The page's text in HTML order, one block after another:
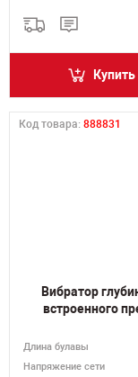
Купить
Код товара: 888831
Вибратор
встроенного
Длина булавы
Напряжение сети